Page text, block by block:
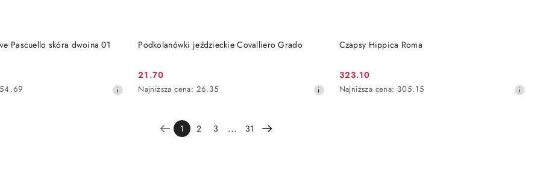
Pascuello skóra dwoina 01
DO KOSZYKA Podkolanówki jeździeckie Covalliero Grado
Cena
promocyjna:
21.70
Najniższa
Najniższa cena: 26.35
DO KOSZYKA Czapsy Hippica Roma
Cena
promocyjna:
323.10
Najniższa
Najniższa cena: 305.15
1 2 3 ... 31